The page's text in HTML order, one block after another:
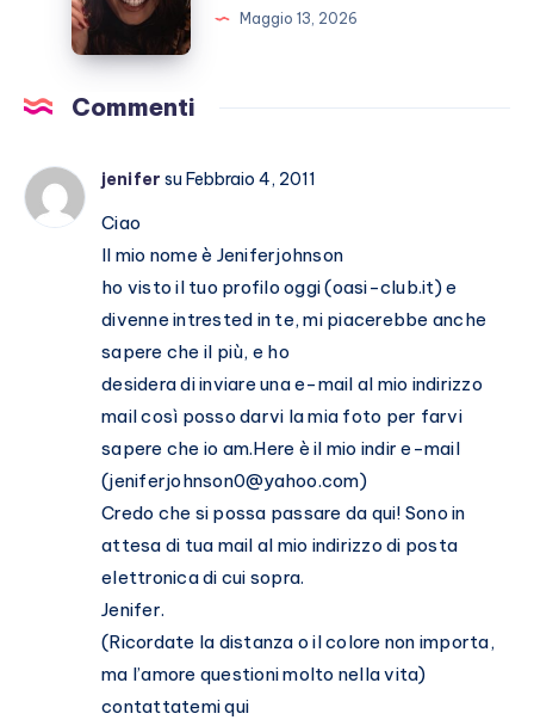
e
l’amicizia
costruita
con
Martino
Maggio 13, 2026
Commenti
jenifer su Febbraio 4, 2011
Ciao
Il mio nome è Jeniferjohnson
ho visto il tuo profilo oggi (oasi-club.it) e
divenne intrested in te, mi piacerebbe anche
sapere che il più, e ho
desidera di inviare una e-mail al mio indirizzo
mail così posso darvi la mia foto per farvi
sapere che io am.Here è il mio indir e-mail
(jeniferjohnson0@yahoo.com)
Credo che si possa passare da qui! Sono in
attesa di tua mail al mio indirizzo di posta
elettronica di cui sopra.
Jenifer.
(Ricordate la distanza o il colore non importa,
ma l’amore questioni molto nella vita)
contattatemi qui